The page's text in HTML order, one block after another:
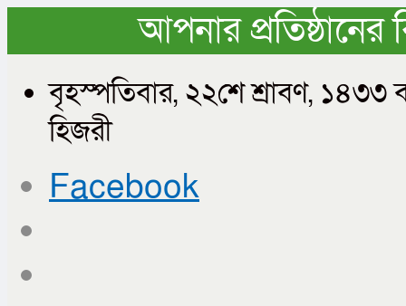
আপনার
বৃহস্পতিবার, ২২শে শ্রাবণ,
হিজরী
Facebook